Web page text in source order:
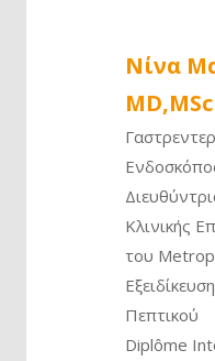
Νίνα
MD,MSc
Κλινικής
του
Πεπτικού
Diplôme